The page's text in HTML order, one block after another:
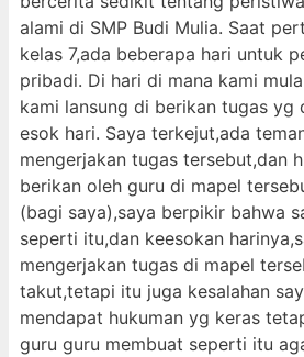
alami di SMP Budi Mulia. Saat
kelas 7,ada beberapa hari untuk
pribadi. Di hari di mana kami
kami lansung di berikan tugas yg
esok hari. Saya terkejut,ada
mengerjakan tugas tersebut,dan
berikan oleh guru di mapel
(bagi saya),saya berpikir bahwa
seperti itu,dan keesokan
mengerjakan tugas di mapel
takut,tetapi itu juga kesalahan
mendapat hukuman yg keras
guru guru membuat seperti itu